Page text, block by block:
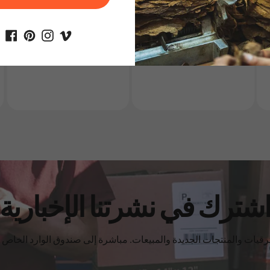
دخان سجائر عبوات
اشترك في نشرتنا الإخبارية